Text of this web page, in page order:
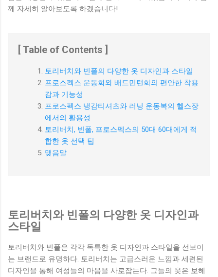
께 자세히 알아보도록 하겠습니다!
[ Table of Contents ]
토리버치와 빈폴의 다양한 옷 디자인과 스타일
프로스펙스 운동화와 배드민턴화의 편안한 착용
감과 기능성
프로스펙스 냉감티셔츠와 러닝 운동복의 헬스장
에서의 활용성
토리버치, 빈폴, 프로스펙스의 50대 60대에게 적
합한 옷 선택 팁
맺음말
토리버치와 빈폴의 다양한 옷 디자인과
스타일
토리버치와 빈폴은 각각 독특한 옷 디자인과 스타일을 선보이
는 브랜드로 유명하다. 토리버치는 고급스러운 느낌과 세련된
디자인을 통해 여성들의 마음을 사로잡는다. 그들의 옷은 보헤